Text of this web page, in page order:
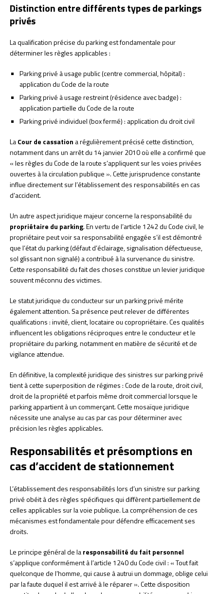
Distinction entre différents types de parkings
privés
La qualification précise du parking est fondamentale pour
déterminer les règles applicables :
Parking privé à usage public (centre commercial, hôpital) :
application du Code de la route
Parking privé à usage restreint (résidence avec badge) :
application partielle du Code de la route
Parking privé individuel (box fermé) : application du droit civil
LaCour de cassation a régulièrement précisé cette distinction,
notamment dans un arrêt du 14 janvier 2010 où elle a confirmé que
« les règles du Code de la route s’appliquent sur les voies privées
ouvertes à la circulation publique ». Cette jurisprudence constante
influe directement sur l’établissement des responsabilités en cas
d’accident.
Un autre aspect juridique majeur concerne la responsabilité du
propriétaire du parking. En vertu de l’article 1242 du Code civil, le
propriétaire peut voir sa responsabilité engagée s’il est démontré
que l’état du parking (défaut d’éclairage, signalisation défectueuse,
sol glissant non signalé) a contribué à la survenance du sinistre.
Cette responsabilité du fait des choses constitue un levier juridique
souvent méconnu des victimes.
Le statut juridique du conducteur sur un parking privé mérite
également attention. Sa présence peut relever de différentes
qualifications : invité, client, locataire ou copropriétaire. Ces qualités
influencent les obligations réciproques entre le conducteur et le
propriétaire du parking, notamment en matière de sécurité et de
vigilance attendue.
En définitive, la complexité juridique des sinistres sur parking privé
tient à cette superposition de régimes : Code de la route, droit civil,
droit de la propriété et parfois même droit commercial lorsque le
parking appartient à un commerçant. Cette mosaïque juridique
nécessite une analyse au cas par cas pour déterminer avec
précision les règles applicables.
Responsabilités et présomptions en
cas d’accident de stationnement
L’établissement des responsabilités lors d’un sinistre sur parking
privé obéit à des règles spécifiques qui diffèrent partiellement de
celles applicables sur la voie publique. La compréhension de ces
mécanismes est fondamentale pour défendre efficacement ses
droits.
Le principe général de laresponsabilité du fait personnel
s’applique conformément à l’article 1240 du Code civil : « Tout fait
quelconque de l’homme, qui cause à autrui un dommage, oblige celui
par la faute duquel il est arrivé à le réparer ». Cette disposition